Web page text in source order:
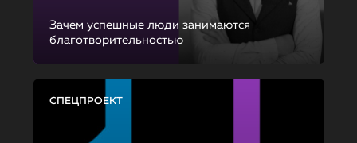
Зачем успешные люди занимаются
благотворительностью
СПЕЦПРОЕКТ